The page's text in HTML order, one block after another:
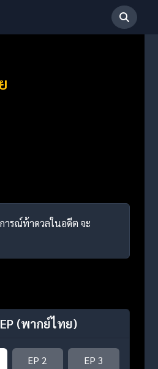
ารณ์ท้าดวลในอดีต จะ
(พากย์ไทย)
EP 2 EP 3